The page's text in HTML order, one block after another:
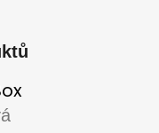
5 hvězdiček.